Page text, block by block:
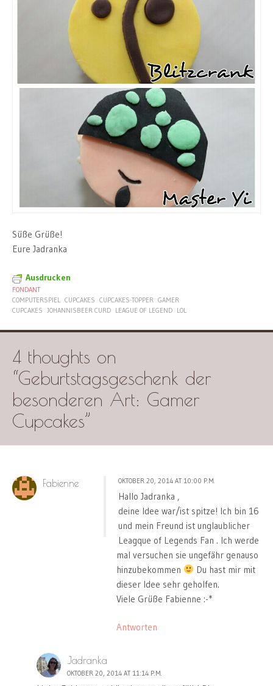
Süße Grüße!
Eure Jadranka
Ausdrucken
FONDANT
COMPUTERSPIEL CUPCAKES CUPCAKES-TOPPER GAMER
CUPCAKES JOHANNISBEER CURD LEAGUE OF LEGEND LOL
4 thoughts on
“Geburtstagsgeschenk der
besonderen Art: Gamer
Cupcakes”
Fabienne OKTOBER 20, 2014 AT 10:00 P.M.
Hallo Jadranka ,
deine Idee war/ist spitze! Ich bin 16
und mein Freund ist unglaublicher
Leagque of Legends Fan . Ich werde
mal versuchen sie ungefähr genauso
hinzubekommen
Du hast mir mit
dieser Idee sehr geholfen.
Viele Grüße Fabienne :-*
Antworten
Jadranka
OKTOBER 20, 2014 AT 11:14 P.M.